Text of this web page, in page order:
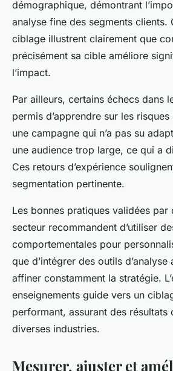
démographique, démontrant
analyse fine des segments clients.
ciblage illustrent clairement que
précisément sa cible améliore
l’impact.
Par ailleurs, certains échecs dans
permis d’apprendre sur les
une campagne qui n’a pas su
une audience trop large, ce qui a
Ces retours d’expérience
segmentation pertinente.
Les bonnes pratiques validées par
secteur recommandent d’utiliser
comportementales pour
que d’intégrer des outils d’analyse
affiner constamment la stratégie.
enseignements guide vers un
performant, assurant des résultats
diverses industries.
Mesurer, ajuster et